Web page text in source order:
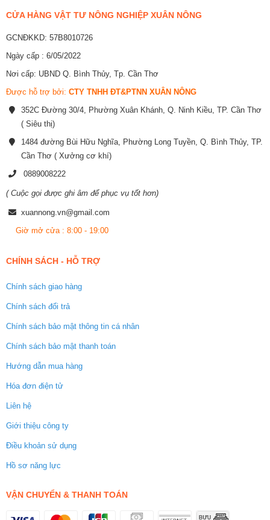
CỬA HÀNG VẬT TƯ NÔNG NGHIỆP XUÂN NÔNG
GCNĐKKD: 57B8010726
Ngày cấp : 6/05/2022
Nơi cấp: UBND Q. Bình Thủy, Tp. Cần Thơ
Được hỗ trợ bởi: CTY TNHH ĐT&PTNN XUÂN NÔNG
352C Đường 30/4, Phường Xuân Khánh, Q. Ninh Kiều, TP. Cần Thơ
( Siêu thị)
1484 đường Bùi Hữu Nghĩa, Phường Long Tuyền, Q. Bình Thủy, TP.
Cần Thơ ( Xưởng cơ khí)
0889008222
( Cuộc gọi được ghi âm để phục vụ tốt hơn)
xuannong.vn@gmail.com
Giờ mở cửa : 8:00 - 19:00
CHÍNH SÁCH - HỖ TRỢ
Chính sách giao hàng
Chính sách đổi trả
Chính sách bảo mật thông tin cá nhân
Chính sách bảo mật thanh toán
Hướng dẫn mua hàng
Hóa đơn điện tử
Liên hệ
Giới thiệu công ty
Điều khoản sử dụng
Hồ sơ năng lực
VẬN CHUYỂN & THANH TOÁN